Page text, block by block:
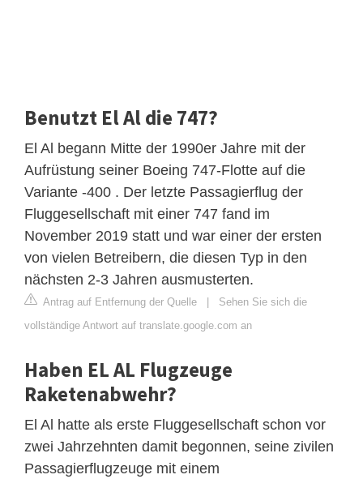
Benutzt El Al die 747?
El Al begann Mitte der 1990er Jahre mit der
Aufrüstung seiner Boeing 747-Flotte auf die
Variante -400 . Der letzte Passagierflug der
Fluggesellschaft mit einer 747 fand im
November 2019 statt und war einer der ersten
von vielen Betreibern, die diesen Typ in den
nächsten 2-3 Jahren ausmusterten.
Antrag auf Entfernung der Quelle | Sehen Sie sich die
vollständige Antwort auf translate.google.com an
Haben EL AL Flugzeuge
Raketenabwehr?
El Al hatte als erste Fluggesellschaft schon vor
zwei Jahrzehnten damit begonnen, seine zivilen
Passagierflugzeuge mit einem